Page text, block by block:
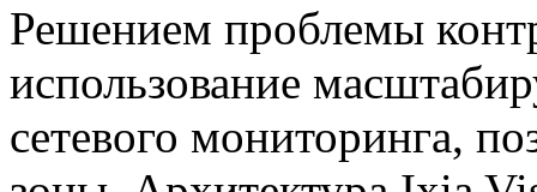
Решением проблемы
использование
сетевого мониторинга,